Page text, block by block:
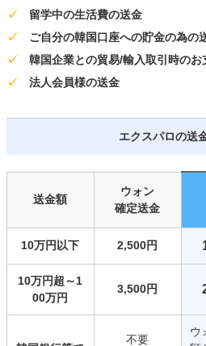
✓ 留学中の生活費の送金
✓ ご自分の韓国口座への貯金の為の
✓ 韓国企業との貿易/輸入取引時のお
✓ 法人会員様の送金
エクスパロの送
送金額
ウォン
確定送金
10万円以下 2,500円
10万円超～1
00万円
3,500円
不要
ウ